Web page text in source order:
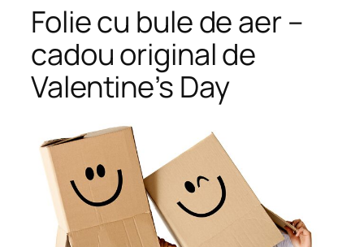
Folie cu bule de aer –
cadou original de
Valentine’s Day